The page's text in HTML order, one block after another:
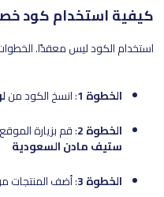
كيفية استخدام كود
استخدام الكود ليس معقدًا.
الخطوة 1 : انسخ الكود من
الخطوة 2 : قم بزيارة الموقع
ستيف مادن السعودية
الخطوة 3 : أضف المنتجات